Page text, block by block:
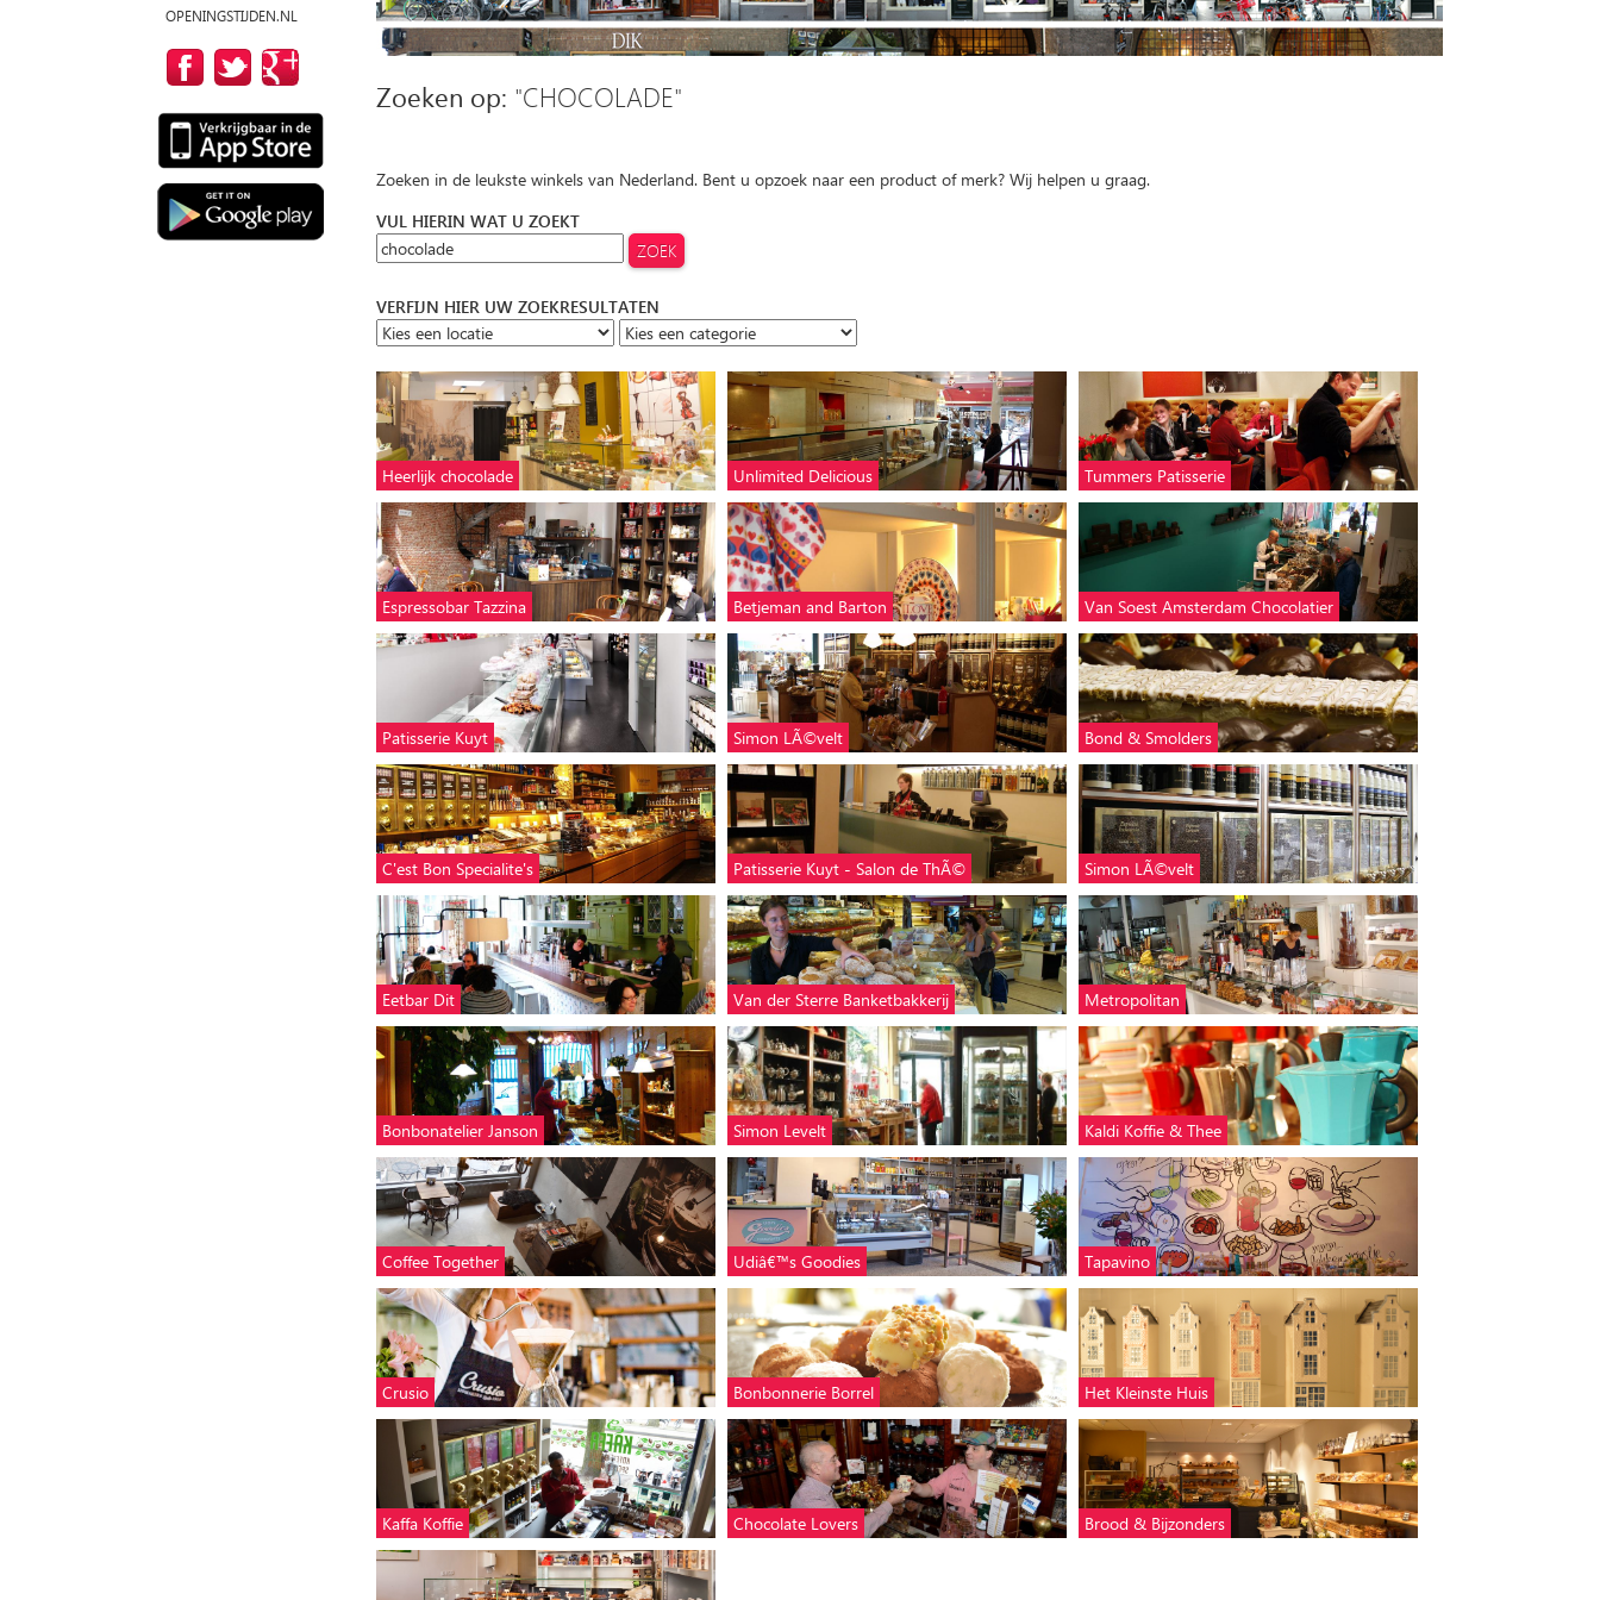
OPENINGSTIJDEN.NL
Zoeken op: "CHOCOLADE"
Zoeken in de leukste winkels van Nederland. Bent u opzoek naar een product of merk? Wij helpen u graag.
VUL HIERIN WAT U ZOEKT
VERFIJN HIER UW ZOEKRESULTATEN
Heerlijk chocolade Unlimited Delicious Tummers Patisserie
Espressobar Tazzina Betjeman and Barton Van Soest Amsterdam Chocolatier
Patisserie Kuyt Simon LÃ©velt Bond & Smolders
C'est Bon Specialite's Patisserie Kuyt - Salon de ThÃ© Simon LÃ©velt
Eetbar Dit Van der Sterre Banketbakkerij Metropolitan
Bonbonatelier Janson Simon Levelt Kaldi Koffie & Thee
Coffee Together Udiâ€™s Goodies Tapavino
Crusio Bonbonnerie Borrel Het Kleinste Huis
Kaffa Koffie Chocolate Lovers Brood & Bijzonders